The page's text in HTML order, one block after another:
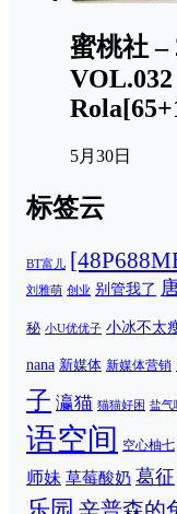
蜜桃社 –
VOL.032
5月30日
标签云
BT富儿
刘雅萌 创业 别管我了
秘 小U优优子 小冰不太
nana 新媒体 新媒体营销
子 瀛猫 猫猫好困 盐气
语空间
空心柚七
师妹 草莓酸奶 葛征
辛普森的